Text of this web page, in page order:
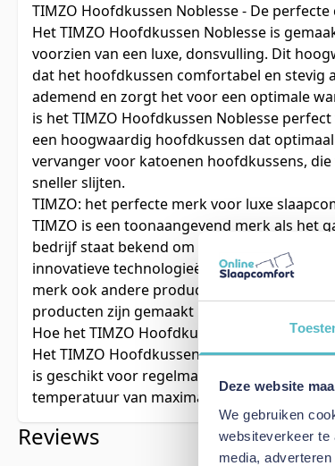
Deze website
We gebruiken
websiteverkeer te
media,
TIMZO Hoofdkussen Noblesse - De
Het TIMZO Hoofdkussen Noblesse is
voorzien van een luxe, donsvulling. Dit
dat het hoofdkussen comfortabel en stevig
ademend en zorgt het voor een optimale
is het TIMZO Hoofdkussen Noblesse
een hoogwaardig hoofdkussen dat
vervanger voor katoenen hoofdkussens,
sneller slijten.
TIMZO: het perfecte merk voor luxe
TIMZO is een toonaangevend merk als het
bedrijf staat bekend om het gebruik van
innovatieve technologieën. Naast het
merk ook andere producten zoals
producten zijn gemaakt met dezelfde hoge
Hoe het TIMZO Hoofdkussen Noblesse te
Het TIMZO Hoofdkussen Noblesse is
is geschikt voor regelmatige wasbeurten en
temperatuur van maximaal 40 grad
Reviews